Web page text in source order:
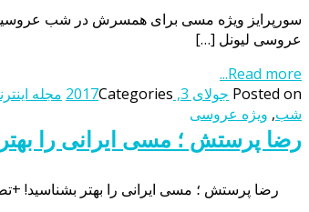
عروسی لیونل […]
Read more...
Posted on جولای 3, 2017 Categories مجله
شب, ویژه عروسی
رضا پرستش ؛ مسی ایرانی را
رضا پرستش ؛ مسی ایرانی را بهتر بشناسید!